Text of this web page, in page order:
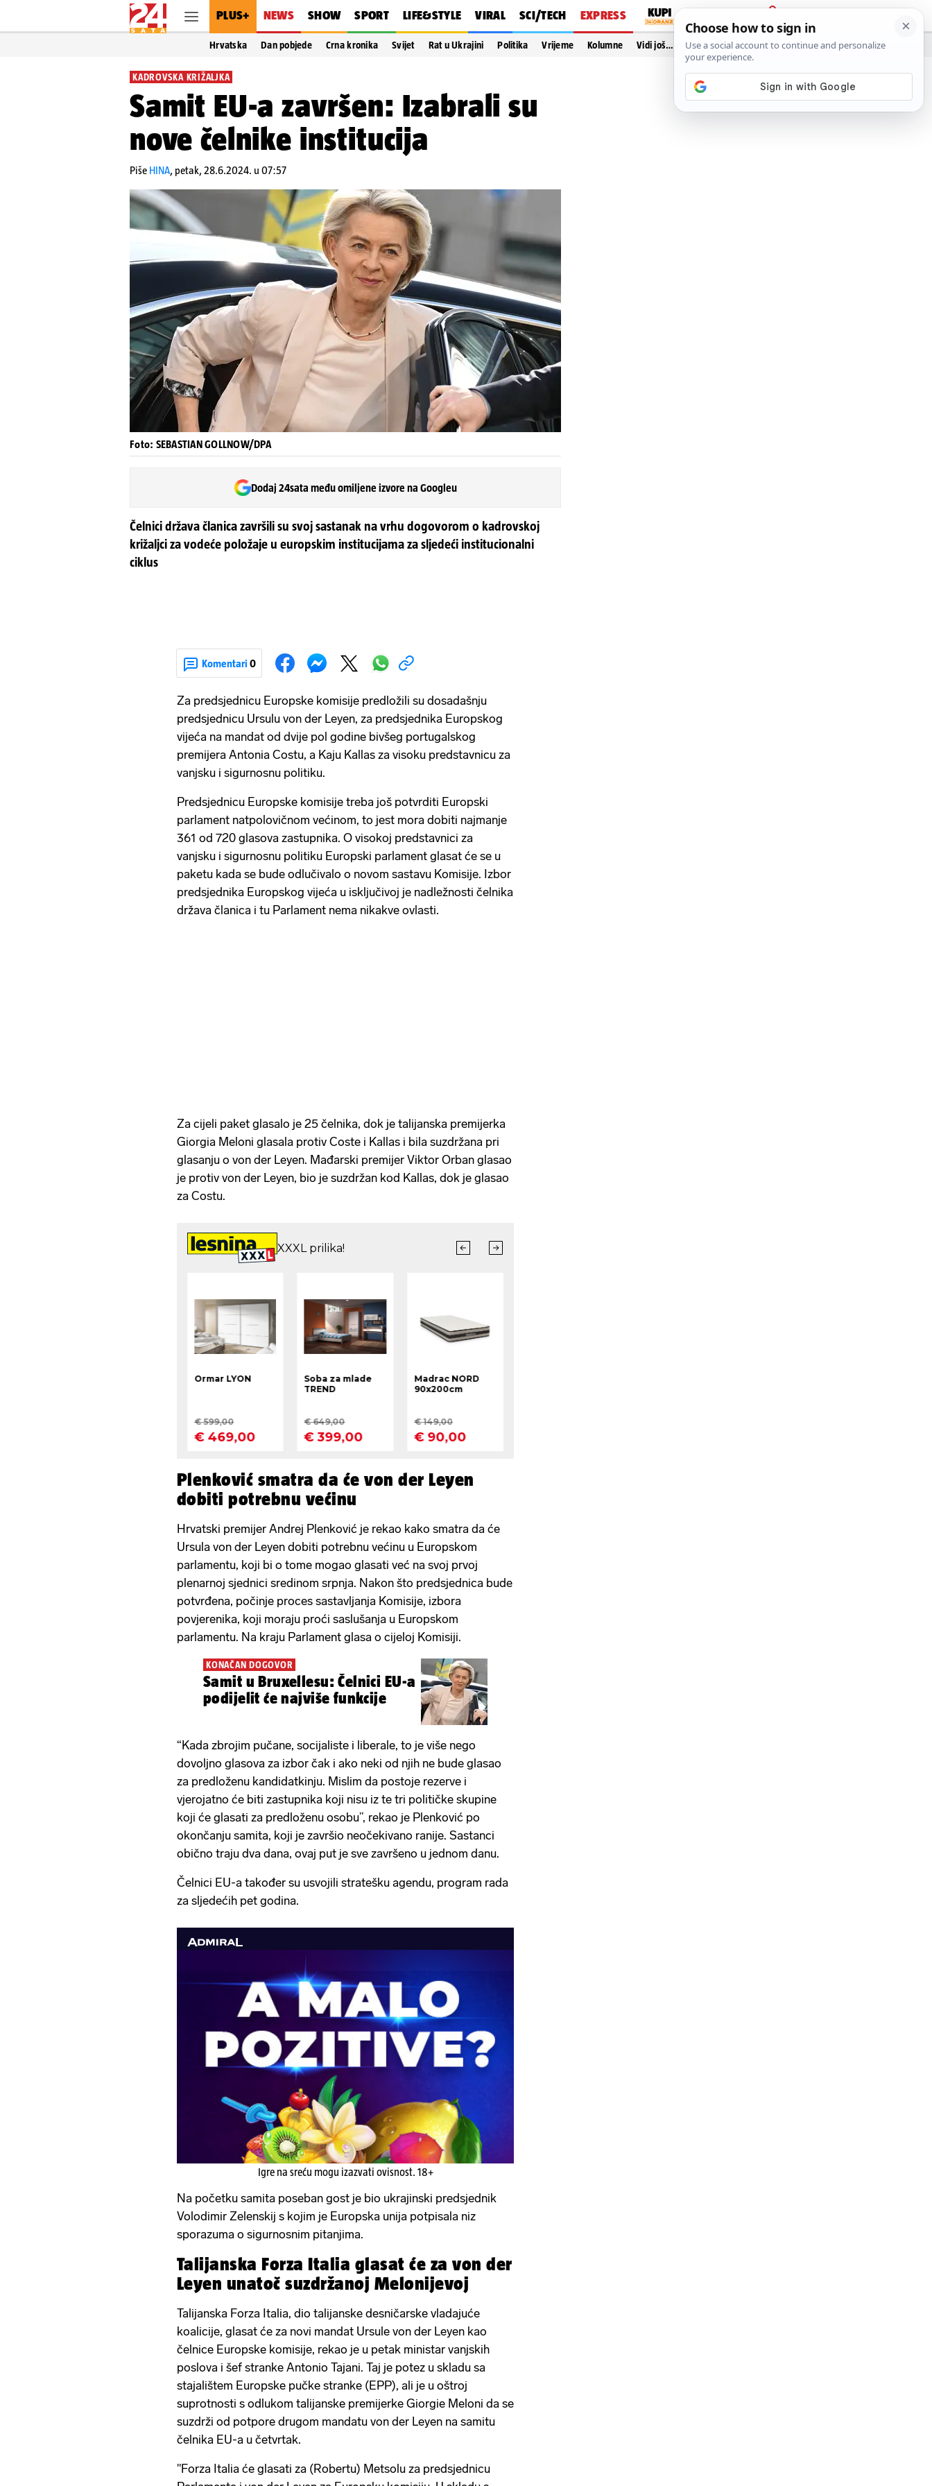
PLUS+ NEWS SHOW SPORT LIFE&STYLE VIRAL SCI/TECH EXPRESS
PRIJAVA
Hrvatska Dan pobjede Crna kronika Svijet Rat u Ukrajini Politika Vrijeme Kolumne Vidi još…
KADROVSKA KRIŽALJKA
Samit EU-a završen: Izabrali su
nove čelnike institucija
Piše HINA, petak, 28.6.2024. u 07:57
Foto: SEBASTIAN GOLLNOW/DPA
Dodaj 24sata među omiljene izvore na Googleu
Čelnici država članica završili su svoj sastanak na vrhu dogovorom o kadrovskoj
križaljci za vodeće položaje u europskim institucijama za sljedeći institucionalni
ciklus
Komentari 0
Za predsjednicu Europske komisije predložili su dosadašnju
predsjednicu Ursulu von der Leyen, za predsjednika Europskog
vijeća na mandat od dvije pol godine bivšeg portugalskog
premijera Antonia Costu, a Kaju Kallas za visoku predstavnicu za
vanjsku i sigurnosnu politiku.
Predsjednicu Europske komisije treba još potvrditi Europski
parlament natpolovičnom većinom, to jest mora dobiti najmanje
361 od 720 glasova zastupnika. O visokoj predstavnici za
vanjsku i sigurnosnu politiku Europski parlament glasat će se u
paketu kada se bude odlučivalo o novom sastavu Komisije. Izbor
predsjednika Europskog vijeća u isključivoj je nadležnosti čelnika
država članica i tu Parlament nema nikakve ovlasti.
Za cijeli paket glasalo je 25 čelnika, dok je talijanska premijerka
Giorgia Meloni glasala protiv Coste i Kallas i bila suzdržana pri
glasanju o von der Leyen. Mađarski premijer Viktor Orban glasao
je protiv von der Leyen, bio je suzdržan kod Kallas, dok je glasao
za Costu.
Plenković smatra da će von der Leyen
dobiti potrebnu većinu
Hrvatski premijer Andrej Plenković je rekao kako smatra da će
Ursula von der Leyen dobiti potrebnu većinu u Europskom
parlamentu, koji bi o tome mogao glasati već na svoj prvoj
plenarnoj sjednici sredinom srpnja. Nakon što predsjednica bude
potvrđena, počinje proces sastavljanja Komisije, izbora
povjerenika, koji moraju proći saslušanja u Europskom
parlamentu. Na kraju Parlament glasa o cijeloj Komisiji.
KONAČAN DOGOVOR
Samit u Bruxellesu: Čelnici EU-a
podijelit će najviše funkcije
“Kada zbrojim pučane, socijaliste i liberale, to je više nego
dovoljno glasova za izbor čak i ako neki od njih ne bude glasao
za predloženu kandidatkinju. Mislim da postoje rezerve i
vjerojatno će biti zastupnika koji nisu iz te tri političke skupine
koji će glasati za predloženu osobu”, rekao je Plenković po
okončanju samita, koji je završio neočekivano ranije. Sastanci
obično traju dva dana, ovaj put je sve završeno u jednom danu.
Čelnici EU-a također su usvojili stratešku agendu, program rada
za sljedećih pet godina.
Igre na sreću mogu izazvati ovisnost. 18+
Na početku samita poseban gost je bio ukrajinski predsjednik
Volodimir Zelenskij s kojim je Europska unija potpisala niz
sporazuma o sigurnosnim pitanjima.
Talijanska Forza Italia glasat će za von der
Leyen unatoč suzdržanoj Melonijevoj
Talijanska Forza Italia, dio talijanske desničarske vladajuće
koalicije, glasat će za novi mandat Ursule von der Leyen kao
čelnice Europske komisije, rekao je u petak ministar vanjskih
poslova i šef stranke Antonio Tajani. Taj je potez u skladu sa
stajalištem Europske pučke stranke (EPP), ali je u oštroj
suprotnosti s odlukom talijanske premijerke Giorgie Meloni da se
suzdrži od potpore drugom mandatu von der Leyen na samitu
čelnika EU-a u četvrtak.
"Forza Italia će glasati za (Robertu) Metsolu za predsjednicu